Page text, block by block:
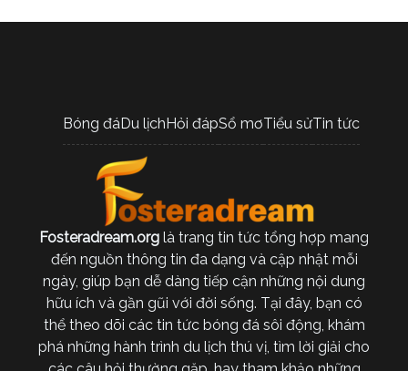
Bóng đáDu lịchHỏi đápSổ mơTiểu sửTin tức
Fosteradream.org là trang tin tức tổng hợp mang
đến nguồn thông tin đa dạng và cập nhật mỗi
ngày, giúp bạn dễ dàng tiếp cận những nội dung
hữu ích và gần gũi với đời sống. Tại đây, bạn có
thể theo dõi các tin tức bóng đá sôi động, khám
phá những hành trình du lịch thú vị, tìm lời giải cho